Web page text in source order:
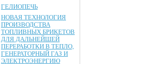
ГЕЛИОПЕЧЬ
НОВАЯ ТЕХНОЛОГИЯ
ПРОИЗВОДСТВА
ТОПЛИВНЫХ БРИКЕТОВ
ДЛЯ ДАЛЬНЕЙШЕЙ
ПЕРЕРАБОТКИ В ТЕПЛО,
ГЕНЕРАТОРНЫЙ ГАЗ И
ЭЛЕКТРОЭНЕРГИЮ